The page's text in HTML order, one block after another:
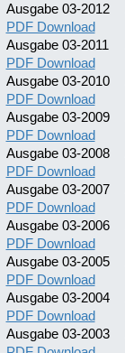
Ausgabe 03-2012
PDF Download
Ausgabe 03-2011
PDF Download
Ausgabe 03-2010
PDF Download
Ausgabe 03-2009
PDF Download
Ausgabe 03-2008
PDF Download
Ausgabe 03-2007
PDF Download
Ausgabe 03-2006
PDF Download
Ausgabe 03-2005
PDF Download
Ausgabe 03-2004
PDF Download
Ausgabe 03-2003